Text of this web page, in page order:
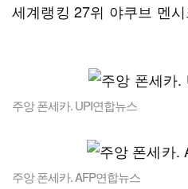
세계랭킹 27위 야쿠브 멘
주앙 폰세카. UPI연합뉴스
주앙 폰세카. AFP연합뉴스